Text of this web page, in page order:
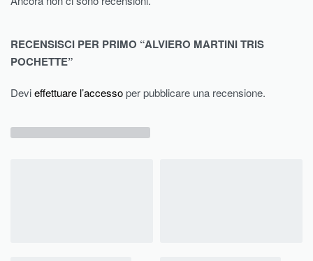
RECENSISCI PER PRIMO “ALVIERO MARTINI TRIS
POCHETTE”
Devieffettuare l’accessoper pubblicare una recensione.